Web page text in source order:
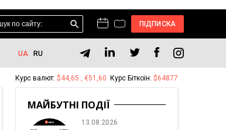
ПІДПИСКА
UA RU
Курс валют: $44,65 , €51,60 Курс Біткоїн: $64877
МАЙБУТНІ ПОДІЇ
13.08.2026